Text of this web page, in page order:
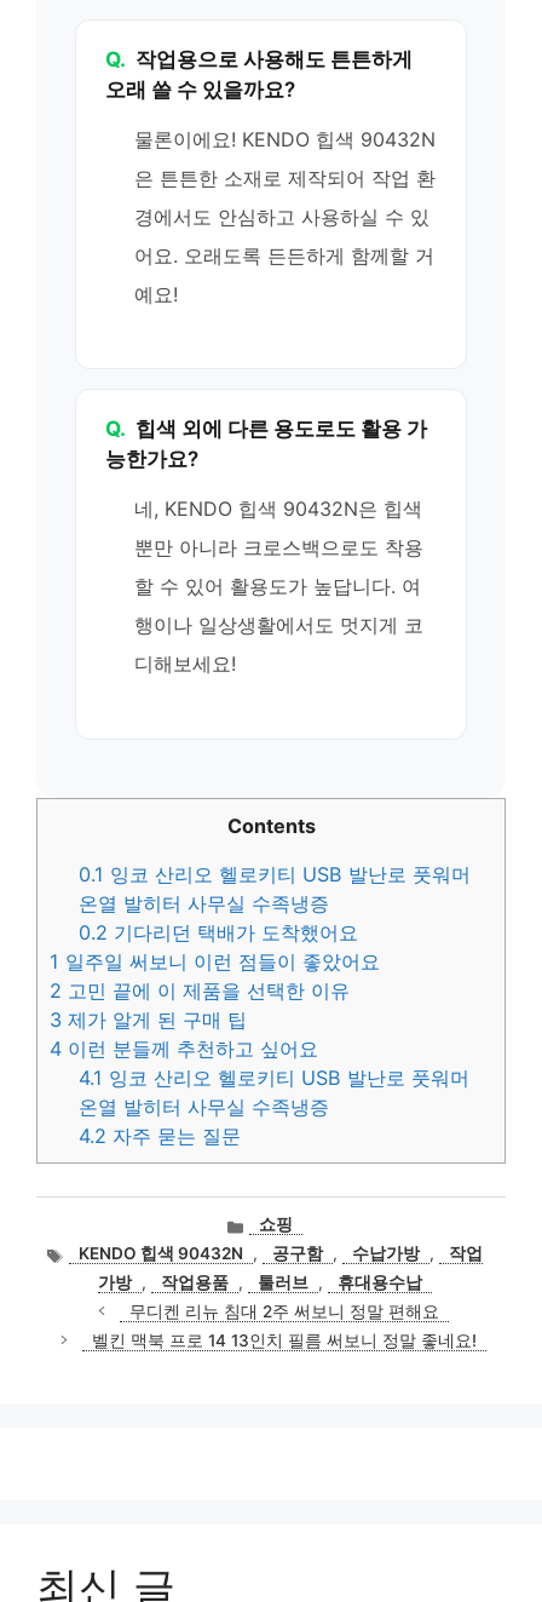
Q. 작업용으로 사용해도 튼튼하게
오래 쓸 수 있을까요?
물론이에요! KENDO 힙색 90432N
은 튼튼한 소재로 제작되어 작업 환
경에서도 안심하고 사용하실 수 있
어요. 오래도록 든든하게 함께할 거
예요!
Q. 힙색 외에 다른 용도로도 활용 가
능한가요?
네, KENDO 힙색 90432N은 힙색
뿐만 아니라 크로스백으로도 착용
할 수 있어 활용도가 높답니다. 여
행이나 일상생활에서도 멋지게 코
디해보세요!
Contents
0.1 잉코 산리오 헬로키티 USB 발난로 풋워머
온열 발히터 사무실 수족냉증
0.2 기다리던 택배가 도착했어요
1 일주일 써보니 이런 점들이 좋았어요
2 고민 끝에 이 제품을 선택한 이유
3 제가 알게 된 구매 팁
4 이런 분들께 추천하고 싶어요
4.1 잉코 산리오 헬로키티 USB 발난로 풋워머
온열 발히터 사무실 수족냉증
4.2 자주 묻는 질문
카
고
리
쇼핑
태KENDO 힙색 90432N , 공구함 , 수납가방 ,
작업
가방 , 작업용품 , 툴러브 ,
휴대용수납
무디켄 리뉴 침대 2주 써보니 정말 편해요
벨킨 맥북 프로 14 13인치 필름 써보니 정말 좋네요!
최신 글